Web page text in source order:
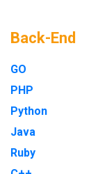
Back-End
GO
PHP
Python
Java
Ruby